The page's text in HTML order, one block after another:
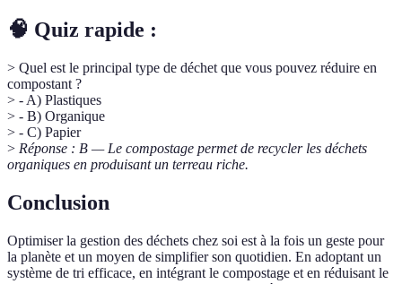
🧠 Quiz rapide :
> Quel est le principal type de déchet que vous pouvez réduire en
compostant ?
> - A) Plastiques
> - B) Organique
> - C) Papier
> Réponse : B — Le compostage permet de recycler les déchets
organiques en produisant un terreau riche.
Conclusion
Optimiser la gestion des déchets chez soi est à la fois un geste pour
la planète et un moyen de simplifier son quotidien. En adoptant un
système de tri efficace, en intégrant le compostage et en réduisant le